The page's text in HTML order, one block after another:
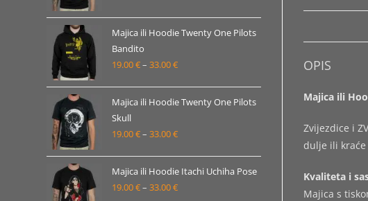
OPIS
Majica ili
Zvijezdice i
dulje ili kraće
Kvaliteta i
Majica s
od
19.00 €
33.00 €
Majica ili Hoodie Twenty One Pilots
Bandito
19.00€– 33.00€Raspon
od
do
Majica ili Hoodie Twenty One Pilots
Skull
19.00€– 33.00€Raspon
od
19.00 €
Majica ili Hoodie Itachi Uchiha Pose
19.00€– 33.00€Raspon